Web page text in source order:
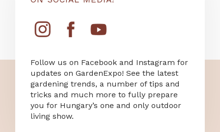
Follow us on Facebook and Instagram for
updates on GardenExpo! See the latest
gardening trends, a number of tips and
tricks and much more to fully prepare
you for Hungary’s one and only outdoor
living show.